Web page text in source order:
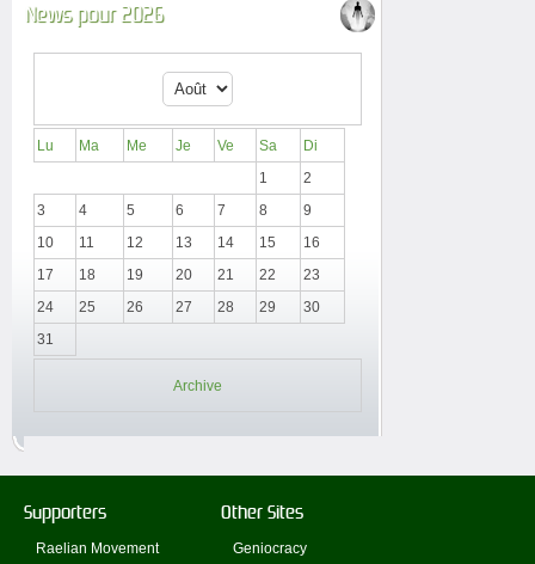
News pour 2026
Lu Ma Me Je Ve Sa
Di
1
2
3
4 5 6 7 8
9
10
11 12 13 14 15
16
17
18 19 20 21 22
23
24
25 26 27 28 29
30
31
Archive
Supporters
Raelian Movement
Other Sites
Geniocracy